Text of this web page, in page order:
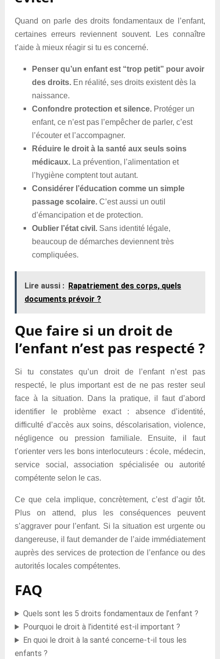
Quand on parle des droits fondamentaux de l’enfant,
certaines erreurs reviennent souvent. Les connaître
t’aide à mieux réagir si tu es concerné.
Penser qu’un enfant est “trop petit” pour avoir
des droits. En réalité, ses droits existent dès la
naissance.
Confondre protection et silence. Protéger un
enfant, ce n’est pas l’empêcher de parler, c’est
l’écouter et l’accompagner.
Réduire le droit à la santé aux seuls soins
médicaux. La prévention, l’alimentation et
l’hygiène comptent tout autant.
Considérer l’éducation comme un simple
passage scolaire. C’est aussi un outil
d’émancipation et de protection.
Oublier l’état civil. Sans identité légale,
beaucoup de démarches deviennent très
compliquées.
Lire aussi : Rapatriement des corps, quels
documents prévoir ?
Que faire si un droit de
l’enfant n’est pas respecté ?
Si tu constates qu’un droit de l’enfant n’est pas
respecté, le plus important est de ne pas rester seul
face à la situation. Dans la pratique, il faut d’abord
identifier le problème exact : absence d’identité,
difficulté d’accès aux soins, déscolarisation, violence,
négligence ou pression familiale. Ensuite, il faut
t’orienter vers les bons interlocuteurs : école, médecin,
service social, association spécialisée ou autorité
compétente selon le cas.
Ce que cela implique, concrètement, c’est d’agir tôt.
Plus on attend, plus les conséquences peuvent
s’aggraver pour l’enfant. Si la situation est urgente ou
dangereuse, il faut demander de l’aide immédiatement
auprès des services de protection de l’enfance ou des
autorités locales compétentes.
FAQ
Quels sont les 5 droits fondamentaux de l’enfant ?
Pourquoi le droit à l’identité est-il important ?
En quoi le droit à la santé concerne-t-il tous les
enfants ?